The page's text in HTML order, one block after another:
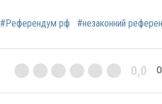
#Референдум рф #незаконний
0,0